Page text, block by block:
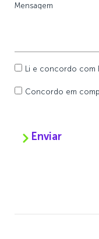
Mensagem
Li e concordo com
Concordo em
Enviar